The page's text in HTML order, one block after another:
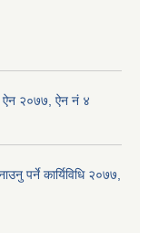
ऐन २०७७, ऐन नं ४
पर्ने कार्यिविधि २०७७,